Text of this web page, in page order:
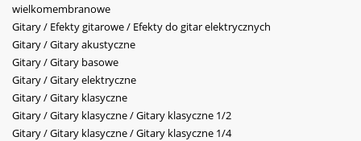
wielkomembranowe
Gitary / Efekty gitarowe / Efekty do gitar elektrycznych
Gitary / Gitary akustyczne
Gitary / Gitary basowe
Gitary / Gitary elektryczne
Gitary / Gitary klasyczne
Gitary / Gitary klasyczne / Gitary klasyczne 1/2
Gitary / Gitary klasyczne / Gitary klasyczne 1/4